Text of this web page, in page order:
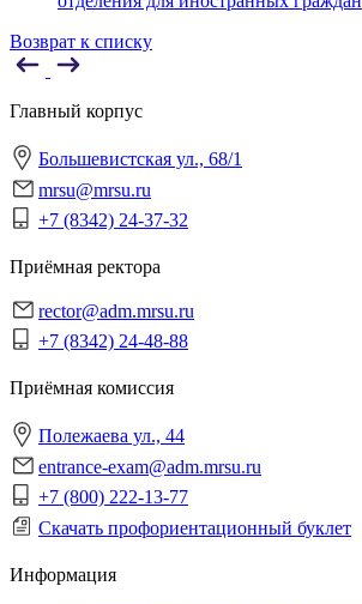
Возврат к списку
Главный корпус
Большевистская ул., 68/1
mrsu@mrsu.ru
+7 (8342) 24-37-32
Приёмная ректора
rector@adm.mrsu.ru
+7 (8342) 24-48-88
Приёмная комиссия
Полежаева ул., 44
entrance-exam@adm.mrsu.ru
+7 (800) 222-13-77
Скачать профориентационный буклет
Информация